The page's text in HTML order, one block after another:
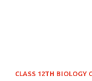
CLASS 12TH BIOLOGY